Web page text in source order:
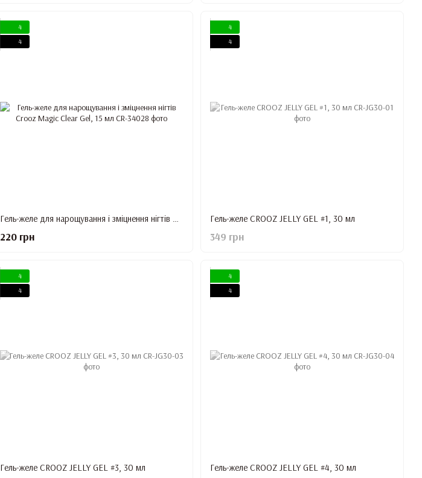
4
4
Гель-желе для нарощування і зміцнення нігтів Crooz Magic Clear Gel, 15 мл
220 грн
4
4
Гель-желе CROOZ JELLY GEL #1, 30 мл
349 грн
4
4
Гель-желе CROOZ JELLY GEL #3, 30 мл
4
4
Гель-желе CROOZ JELLY GEL #4, 30 мл